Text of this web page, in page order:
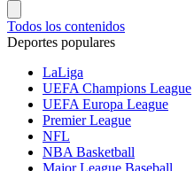
Todos los contenidos
Deportes populares
LaLiga
UEFA Champions League
UEFA Europa League
Premier League
NFL
NBA Basketball
Major League Baseball